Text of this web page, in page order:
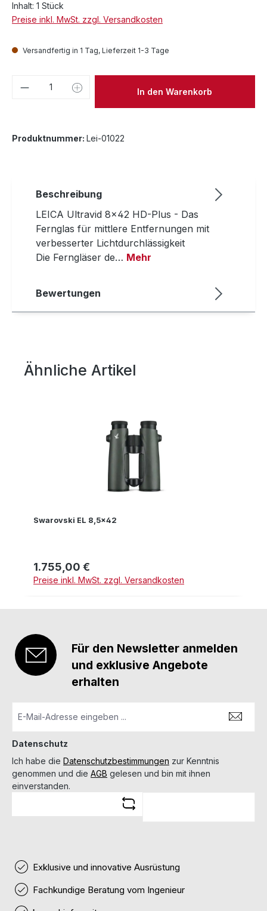
Inhalt: 1 Stück
Preise inkl. MwSt. zzgl. Versandkosten
Versandfertig in 1 Tag, Lieferzeit 1-3 Tage
Produkt Anzahl: Gib denIn den Warenkorb
Produktnummer: Lei-01022
Beschreibung
LEICA Ultravid 8x42 HD-Plus - Das
Fernglas für mittlere Entfernungen mit
verbesserter Lichtdurchlässigkeit
Die Ferngläser de… Mehr
Bewertungen
Produktgalerie überspringen
Ähnliche Artikel
Swarovski EL 8,5x42
Regulärer Preis:
1.755,00 €
Preise inkl. MwSt. zzgl. Versandkosten
Für den Newsletter anmelden
und exklusive Angebote
erhalten
Datenschutz
Ich habe die Datenschutzbestimmungen zur Kenntnis
genommen und die AGB gelesen und bin mit ihnen
einverstanden.
Exklusive und innovative Ausrüstung
Fachkundige Beratung vom Ingenieur